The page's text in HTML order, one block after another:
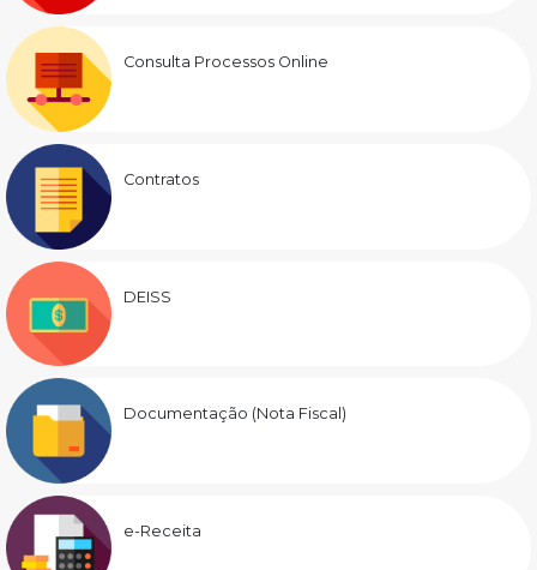
Consulta Processos Online
Contratos
DEISS
Documentação (Nota Fiscal)
e-Receita